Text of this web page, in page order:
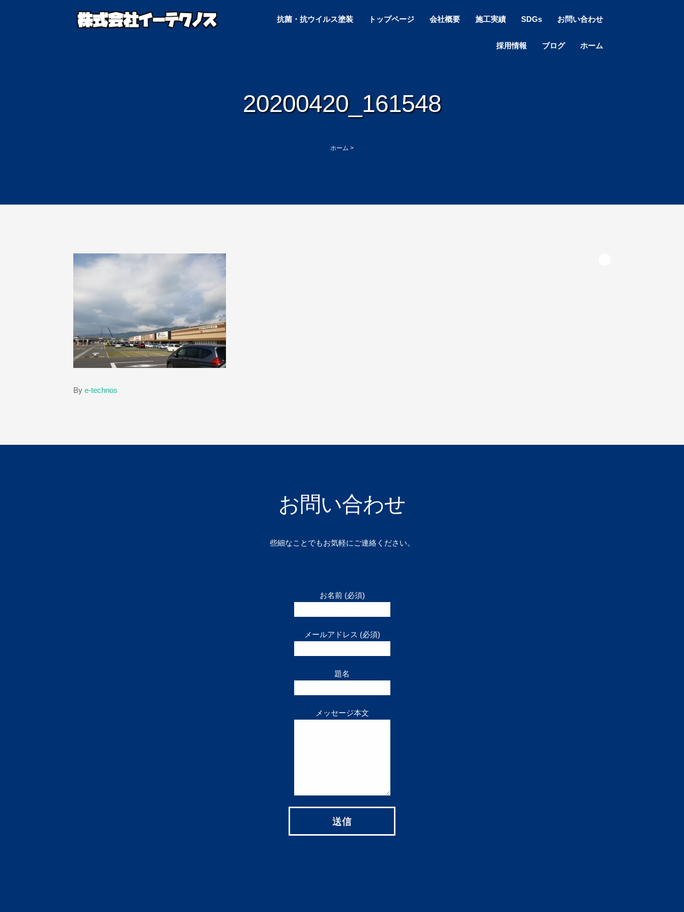
お問い合わせ
SDGs
施工実績
会社概要
トップページ
抗菌・抗ウイルス塗装
ホーム
ブログ
採用情報
20200420_161548
ホーム >
By e-technos
お問い合わせ
些細なことでもお気軽にご連絡ください。
お名前 (必須)
メールアドレス (必須)
題名
メッセージ本文